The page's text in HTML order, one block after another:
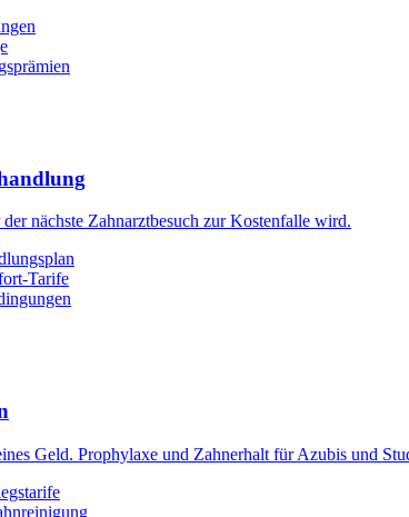
nächste Zahnarztbesuch zur Kostenfalle wird.
Tarife
Geld. Prophylaxe und Zahnerhalt für Azubis und